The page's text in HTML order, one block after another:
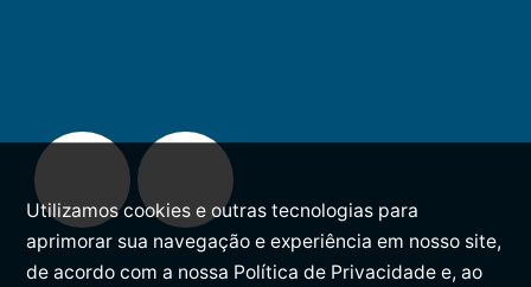
Utilizamos cookies e outras tecnologias para
aprimorar sua navegação e experiência em nosso site,
de acordo com a nossa Política de Privacidade e, ao